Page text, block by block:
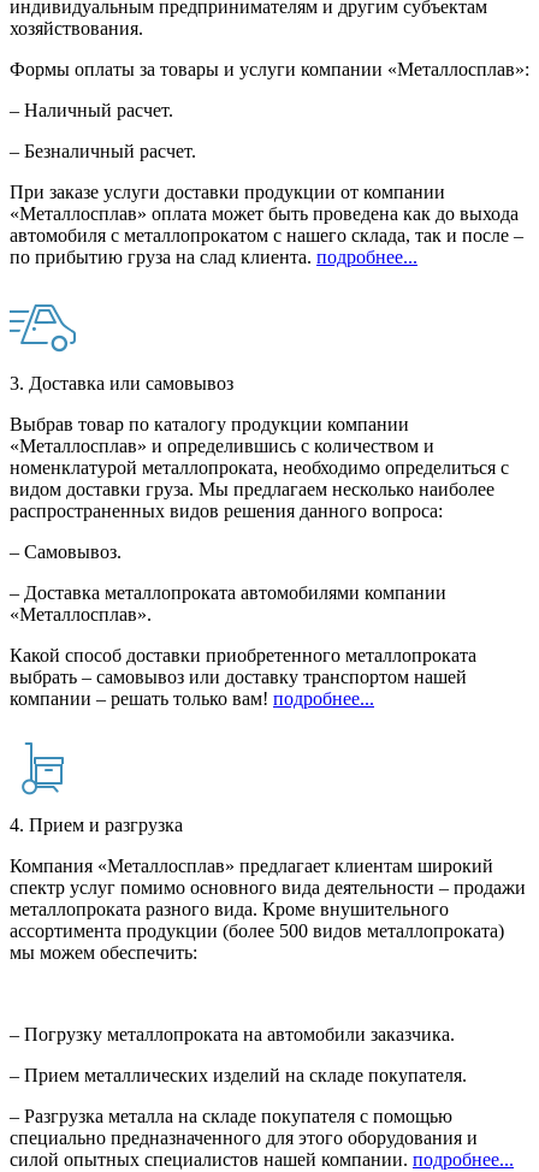
индивидуальным предпринимателям и другим субъектам
хозяйствования.
Формы оплаты за товары и услуги компании «Металлосплав»:
– Наличный расчет.
– Безналичный расчет.
При заказе услуги доставки продукции от компании
«Металлосплав» оплата может быть проведена как до выхода
автомобиля с металлопрокатом с нашего склада, так и после –
по прибытию груза на слад клиента. подробнее...
3. Доставка или самовывоз
Выбрав товар по каталогу продукции компании
«Металлосплав» и определившись с количеством и
номенклатурой металлопроката, необходимо определиться с
видом доставки груза. Мы предлагаем несколько наиболее
распространенных видов решения данного вопроса:
– Самовывоз.
– Доставка металлопроката автомобилями компании
«Металлосплав».
Какой способ доставки приобретенного металлопроката
выбрать – самовывоз или доставку транспортом нашей
компании – решать только вам! подробнее...
4. Прием и разгрузка
Компания «Металлосплав» предлагает клиентам широкий
спектр услуг помимо основного вида деятельности – продажи
металлопроката разного вида. Кроме внушительного
ассортимента продукции (более 500 видов металлопроката)
мы можем обеспечить:
– Погрузку металлопроката на автомобили заказчика.
– Прием металлических изделий на складе покупателя.
– Разгрузка металла на складе покупателя с помощью
специально предназначенного для этого оборудования и
силой опытных специалистов нашей компании. подробнее...